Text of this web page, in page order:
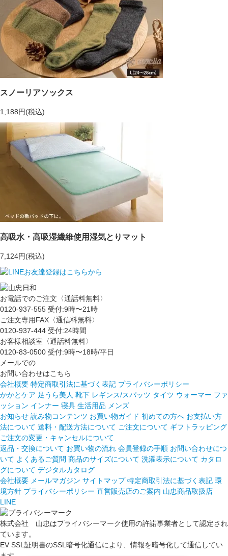
スノーリアソックス
1,188円(税込)
高吸水・高吸湿繊維使用湿気とりマット
7,124円(税込)
お電話でのご注文〈通話料無料〉
0120-937-555 受付:9時〜21時
ご注文専用FAX〈通信料無料〉
0120-937-444 受付:24時間
お客様相談室〈通話料無料〉
0120-83-0500 受付:9時〜18時/平日
メールでの
お問い合わせはこちら
会社概要 特定商取引法に基づく表記 プライバシーポリシー
かかとケア 足うら美人 靴下 レギンス/スパッツ タイツ ウォーマー ファ
ッション インナー 寝具 生活用品 メンズ
お知らせ 読み物コンテンツ お買い物ガイド 初めての方へ お支払い方
法について 送料・配送方法について ご注文について ギフトラッピング
ご注文の変更・キャンセルについて
返品・交換について お買い物の流れ 会員登録の手順 お問い合わせにつ
いて よくあるご質問 商品のサイズについて 洗濯表示について カタロ
グについて デジタルカタログ
会社概要 メールマガジン サイトマップ 特定商取引法に基づく表記 環
境方針 プライバシーポリシー 直営販売店のご案内 山忠商品取扱店
LINE
株式会社 山忠はプライバシーマーク使用の許諾事業者として認定され
ています。
EV SSL証明書のSSL暗号化通信により、情報を暗号化して通信してい